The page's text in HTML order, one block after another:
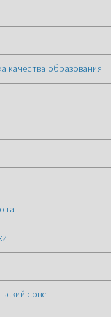
качества образования
совет